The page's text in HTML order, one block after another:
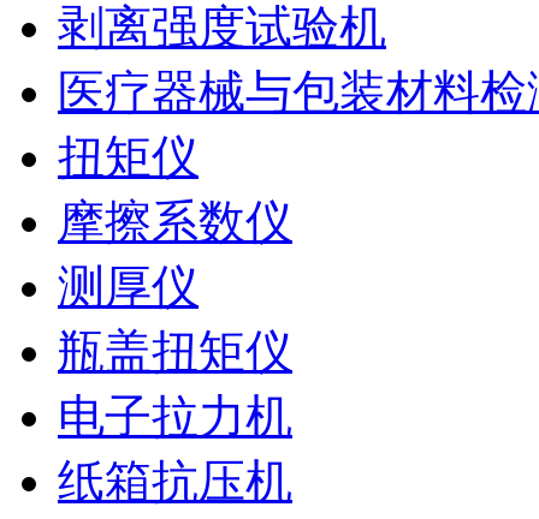
剥离强度试验机
医疗器械与包装材料检
扭矩仪
摩擦系数仪
测厚仪
瓶盖扭矩仪
电子拉力机
纸箱抗压机